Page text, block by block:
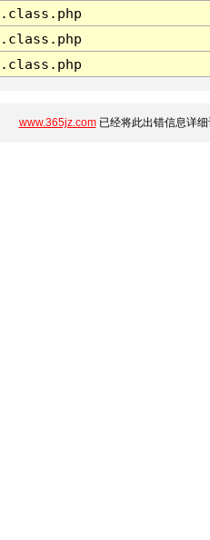
www.365jz.com已经将此出错信息详细